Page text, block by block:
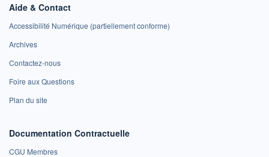
Aide & Contact
Accessibilité Numérique (partiellement conforme)
Archives
Contactez-nous
Foire aux Questions
Plan du site
Documentation Contractuelle
CGU Membres